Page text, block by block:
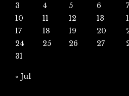
3
4 5 6 7
10
11 12 13
17
18 19 20
24
25 26 27
31
« Jul